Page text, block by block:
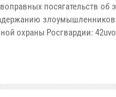
посягательств
охраны Росгвардии: